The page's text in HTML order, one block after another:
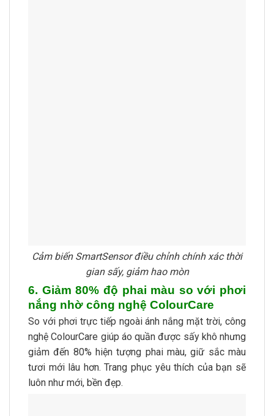
Cảm biến SmartSensor điều chỉnh chính xác thời
gian sấy, giảm hao mòn
6. Giảm 80% độ phai màu so với phơi
nắng nhờ công nghệ ColourCare
So với phơi trực tiếp ngoài ánh nắng mặt trời, công
nghệ ColourCare giúp áo quần được sấy khô nhưng
giảm đến 80% hiện tượng phai màu, giữ sắc màu
tươi mới lâu hơn. Trang phục yêu thích của bạn sẽ
luôn như mới, bền đẹp.